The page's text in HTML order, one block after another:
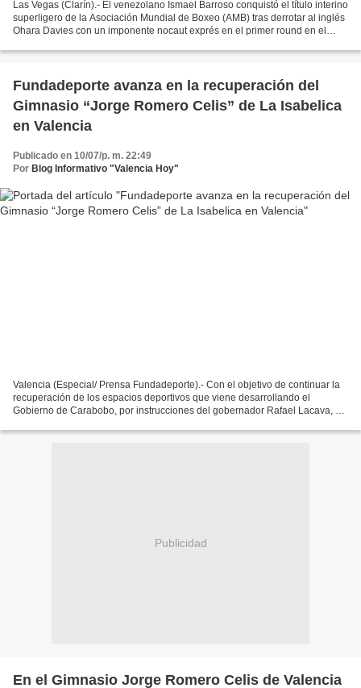
Las Vegas (Clarín).- El venezolano Ismael Barroso conquistó el título interino
superligero de la Asociación Mundial de Boxeo (AMB) tras derrotar al inglés
Ohara Davies con un imponente nocaut exprés en el primer round en el
Fundadeporte avanza en la recuperación del
Gimnasio “Jorge Romero Celis” de La Isabelica
en Valencia
Publicado en 10/07/p. m. 22:49
Por Blog Informativo "Valencia Hoy"
Valencia (Especial/ Prensa Fundadeporte).- Con el objetivo de continuar la
recuperación de los espacios deportivos que viene desarrollando el
Gobierno de Carabobo, por instrucciones del gobernador Rafael Lacava, a
Publicidad
En el Gimnasio Jorge Romero Celis de Valencia